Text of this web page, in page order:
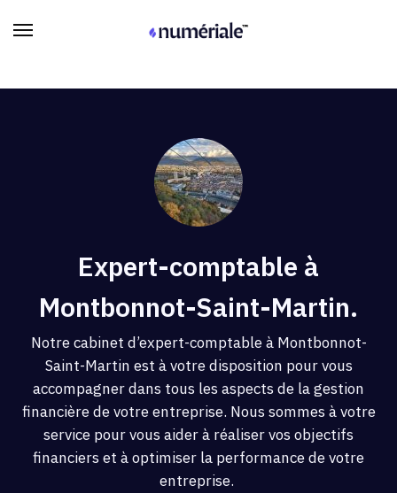
Expert-comptable à
Montbonnot-Saint-Martin.
Notre cabinet d’expert-comptable à Montbonnot-
Saint-Martin est à votre disposition pour vous
accompagner dans tous les aspects de la gestion
financière de votre entreprise. Nous sommes à votre
service pour vous aider à réaliser vos objectifs
financiers et à optimiser la performance de votre
entreprise.